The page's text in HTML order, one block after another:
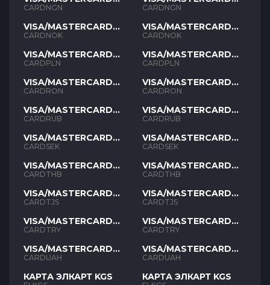
NGN
CARDNGN
VISA/MASTERCARD
NOK
CARDNOK
VISA/MASTERCARD
PLN
CARDPLN
VISA/MASTERCARD
RON
CARDRON
VISA/MASTERCARD
RUB
CARDRUB
VISA/MASTERCARD
SEK
CARDSEK
VISA/MASTERCARD
THB
CARDTHB
VISA/MASTERCARD
TJS
CARDTJS
VISA/MASTERCARD
TYR
CARDTRY
VISA/MASTERCARD
UAH
CARDUAH
КАРТА ЭЛКАРТ KGS
NGN
CARDNGN
VISA/MASTERCARD
NOK
CARDNOK
VISA/MASTERCARD
PLN
CARDPLN
VISA/MASTERCARD
RON
CARDRON
VISA/MASTERCARD
RUB
CARDRUB
VISA/MASTERCARD
SEK
CARDSEK
VISA/MASTERCARD
THB
CARDTHB
VISA/MASTERCARD
TJS
CARDTJS
VISA/MASTERCARD
TYR
CARDTRY
VISA/MASTERCARD
UAH
CARDUAH
КАРТА ЭЛКАРТ KGS